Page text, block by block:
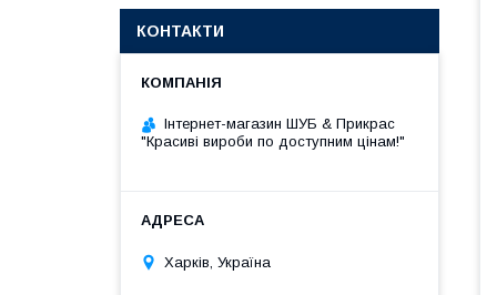
КОНТАКТИ
Інтернет-магазин ШУБ & Прикрас
"Красиві вироби по доступним цінам!"
Харків, Україна